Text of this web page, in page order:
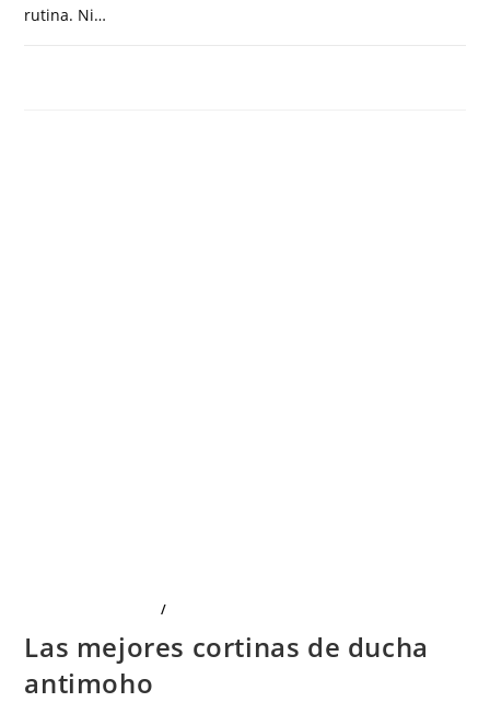
rutina. Ni…
/
Las mejores cortinas de ducha
antimoho